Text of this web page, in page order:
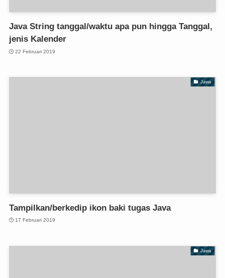
Java String tanggal/waktu apa pun hingga Tanggal,
jenis Kalender
22 Februari 2019
Jawa
Tampilkan/berkedip ikon baki tugas Java
17 Februari 2019
Jawa